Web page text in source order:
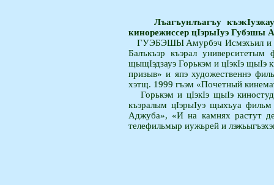
Лъагъунлъагъу
кинорежиссер цIэрыIуэ Губэшы
ГУЭБЭШЫ Амурбэч Исмэхьил и
Балъкъэр къэрал
щыщIэдзауэ Горькэм и цIэкIэ щыIэ
призыв» и япэ художественнэ
хэтщ. 1999 гъэм «Почетный
Горькэм и цIэкIэ щыIэ
къэралым цIэрыIуэ щыхъуа
Аджуба», «И на камнях растут
телефильмыр иужьрей и